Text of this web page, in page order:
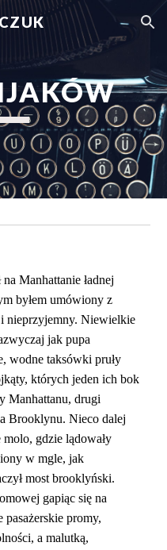
Skip to navigation
Manhattanie ładnej
byłem umówiony z
nieprzyjemny. Niewielkie
jak pupa
wodne taksówki pruły
których jeden ich bok
Manhattanu, drugi
Brooklynu. Nieco dalej
molo, gdzie lądowały
w mgle, jak
most brooklyński.
gapiąc się na
pasażerskie promy,
a malutką,